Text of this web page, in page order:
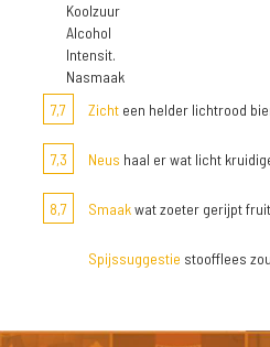
Koolzuur
Alcohol
Intensit.
Nasmaak
7,7
Zicht een helder lichtrood
7,3 Neus haal er wat licht
8,7 Smaakwat zoeter gerijpt fruit
Spijssuggestie stoofflees